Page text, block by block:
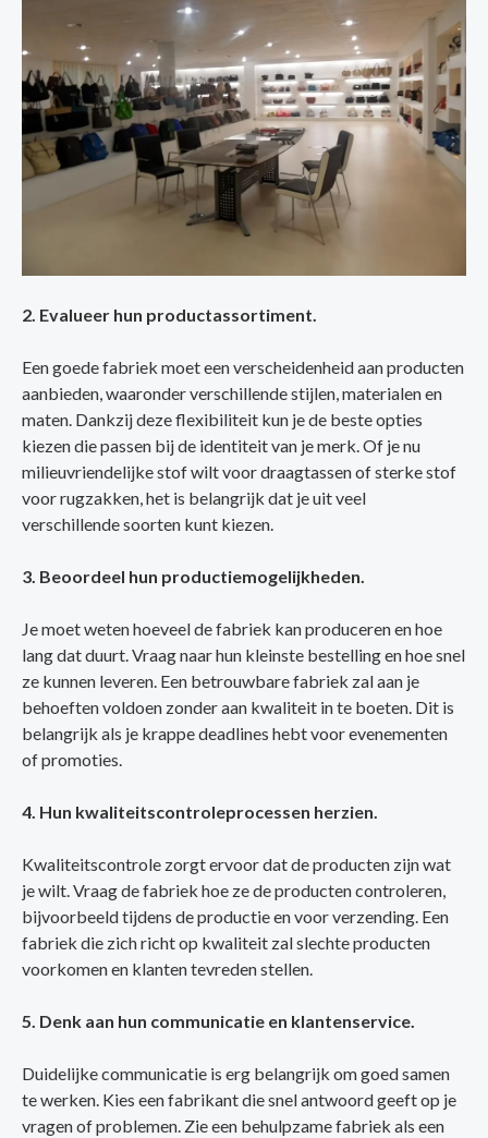
2. Evalueer hun productassortiment.
Een goede fabriek moet een verscheidenheid aan producten
aanbieden, waaronder verschillende stijlen, materialen en
maten. Dankzij deze flexibiliteit kun je de beste opties
kiezen die passen bij de identiteit van je merk. Of je nu
milieuvriendelijke stof wilt voor draagtassen of sterke stof
voor rugzakken, het is belangrijk dat je uit veel
verschillende soorten kunt kiezen.
3. Beoordeel hun productiemogelijkheden.
Je moet weten hoeveel de fabriek kan produceren en hoe
lang dat duurt. Vraag naar hun kleinste bestelling en hoe snel
ze kunnen leveren. Een betrouwbare fabriek zal aan je
behoeften voldoen zonder aan kwaliteit in te boeten. Dit is
belangrijk als je krappe deadlines hebt voor evenementen
of promoties.
4. Hun kwaliteitscontroleprocessen herzien.
Kwaliteitscontrole zorgt ervoor dat de producten zijn wat
je wilt. Vraag de fabriek hoe ze de producten controleren,
bijvoorbeeld tijdens de productie en voor verzending. Een
fabriek die zich richt op kwaliteit zal slechte producten
voorkomen en klanten tevreden stellen.
5. Denk aan hun communicatie en klantenservice.
Duidelijke communicatie is erg belangrijk om goed samen
te werken. Kies een fabrikant die snel antwoord geeft op je
vragen of problemen. Zie een behulpzame fabriek als een